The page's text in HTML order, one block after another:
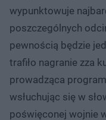
wypunktowuje
poszczególnych
pewnością będzie
trafiło nagranie zza
prowadząca
wsłuchując się w
poświęconej wojnie